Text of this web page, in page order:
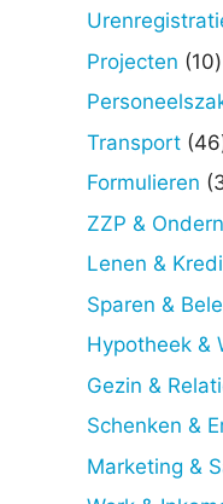
Projecten 1010
Transport 46
Formulieren
ZZP &
Lenen &
Sparen &
Hypotheek &
Gezin &
Schenken &
Marketing &